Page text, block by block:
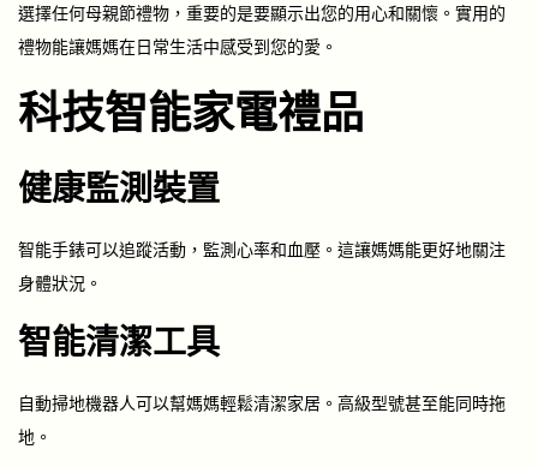
選擇任何母親節禮物，重要的是要顯示出您的用心和關懷。實用的
禮物能讓媽媽在日常生活中感受到您的愛。
科技智能家電禮品
健康監測裝置
智能手錶可以追蹤活動，監測心率和血壓。這讓媽媽能更好地關注
身體狀況。
智能清潔工具
自動掃地機器人可以幫媽媽輕鬆清潔家居。高級型號甚至能同時拖
地。